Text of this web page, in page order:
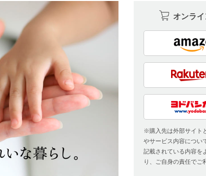
オンラ
※購入先は外部サイト
やサービス内容につい
記載されている内容を
り、ご自身の責任でご